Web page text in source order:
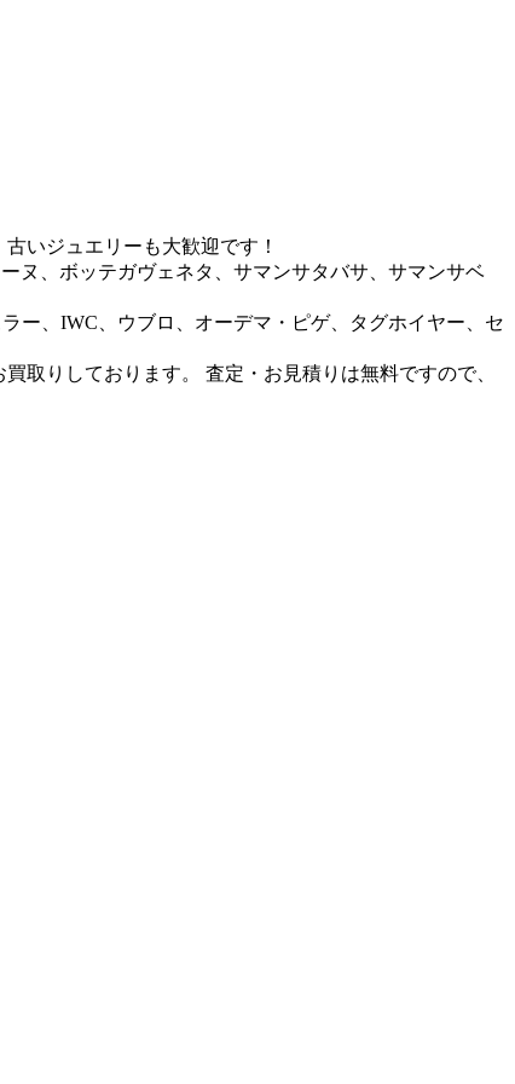
いジュエリーも大歓迎です！
ヌ、ボッテガヴェネタ、サマンサタバサ、サマンサベ
ー、IWC、ウブロ、オーデマ・ピゲ、タグホイヤー、セ
取りしております。 査定・お見積りは無料ですので、